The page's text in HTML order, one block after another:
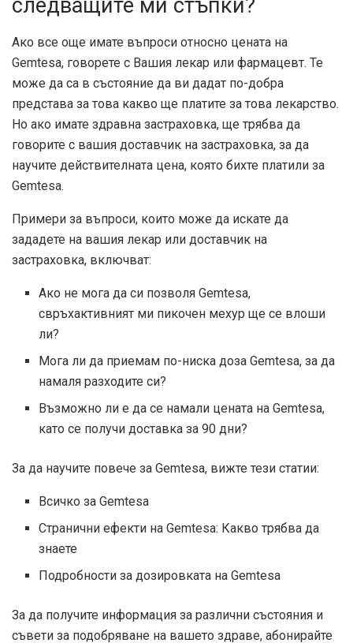
следващите ми стъпки?
Ако все още имате въпроси относно цената на
Gemtesa, говорете с Вашия лекар или фармацевт. Те
може да са в състояние да ви дадат по-добра
представа за това какво ще платите за това лекарство.
Но ако имате здравна застраховка, ще трябва да
говорите с вашия доставчик на застраховка, за да
научите действителната цена, която бихте платили за
Gemtesa.
Примери за въпроси, които може да искате да
зададете на вашия лекар или доставчик на
застраховка, включват:
Ако не мога да си позволя Gemtesa,
свръхактивният ми пикочен мехур ще се влоши
ли?
Мога ли да приемам по-ниска доза Gemtesa, за да
намаля разходите си?
Възможно ли е да се намали цената на Gemtesa,
като се получи доставка за 90 дни?
За да научите повече за Gemtesa, вижте тези статии:
Всичко за Gemtesa
Странични ефекти на Gemtesa: Какво трябва да
знаете
Подробности за дозировката на Gemtesa
За да получите информация за различни състояния и
съвети за подобряване на вашето здраве, абонирайте